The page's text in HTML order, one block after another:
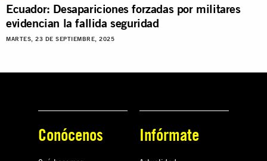
Ecuador: Desapariciones forzadas por militares
evidencian la fallida seguridad
MARTES, 23 DE SEPTIEMBRE, 2025
Conócenos Infórmate